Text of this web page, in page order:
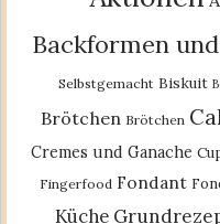
Backformen
Selbstgemacht Biskuit
Brötchen Brötchen
Cremes und Ganache
Fingerfood Fondant
Küche